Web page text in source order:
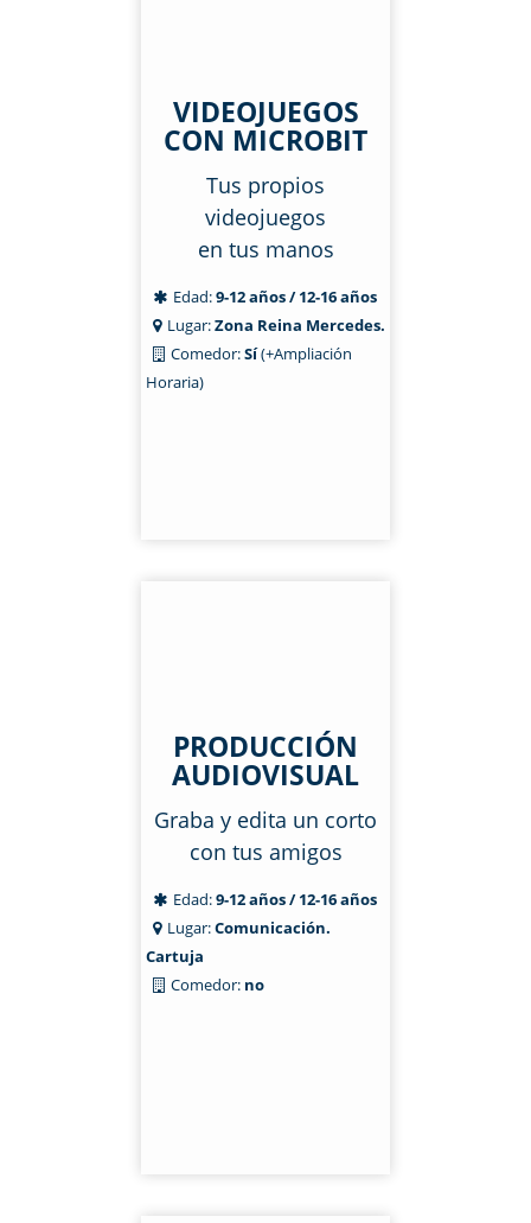
VIDEOJUEGOS
CON MICROBIT
Tus propios
videojuegos
en tus manos
Edad:9-12 años / 12-16 años
Lugar:Zona Reina Mercedes.
Comedor:Sí(+Ampliación
Horaria)
PRODUCCIÓN
AUDIOVISUAL
Graba y edita un corto
con tus amigos
Edad:9-12 años / 12-16 años
Lugar:Comunicación.
Cartuja
Comedor: no